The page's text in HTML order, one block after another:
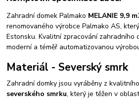
Zahradní domek Palmako MELANIE 9,9
renomovaného výrobce Palmako AS,
Estonsku. Kvalitní zpracování zahradního
moderní a téměř automatizovanou
Materiál - Severský smrk
Zahradní domky jsou vyráběny z
severského smrku, který je těžen v